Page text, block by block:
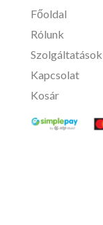
Főoldal
Rólunk
Szolgáltatások
Kapcsolat
Kosár